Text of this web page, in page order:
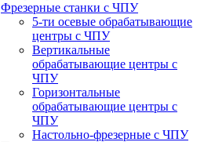
Фрезерные станки с ЧПУ
5-ти осевые обрабатывающие
центры с ЧПУ
Вертикальные
обрабатывающие центры с
ЧПУ
Горизонтальные
обрабатывающие центры с
ЧПУ
Настольно-фрезерные с ЧПУ